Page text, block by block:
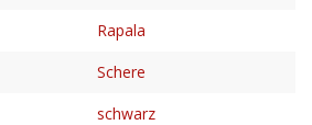
Rapala
Schere
schwarz